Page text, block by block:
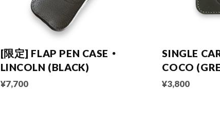
[限定] FLAP PEN CASE ・
LINCOLN (BLACK)
¥7,700
SINGLE
COCO
¥3,800